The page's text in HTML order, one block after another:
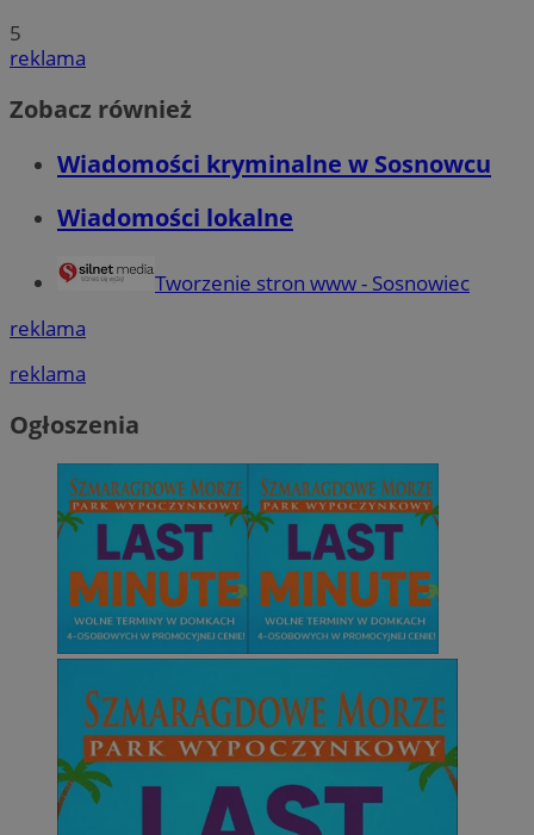
5
reklama
Zobacz również
Wiadomości kryminalne w Sosnowcu
Wiadomości lokalne
Tworzenie stron www - Sosnowiec
reklama
reklama
Ogłoszenia